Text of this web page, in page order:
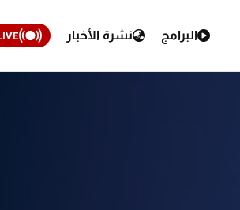
البرامج نشرة الأخبار